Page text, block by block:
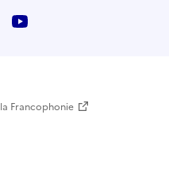
Instagram
Francophonie